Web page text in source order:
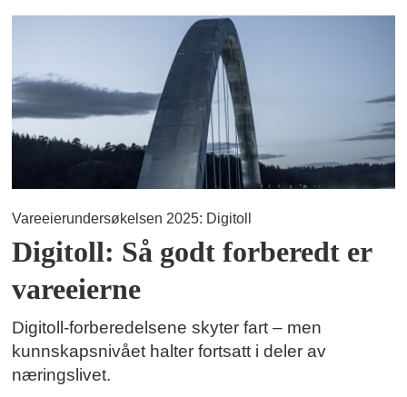
Vareeierundersøkelsen 2025: Digitoll
Digitoll: Så godt forberedt er
vareeierne
Digitoll-forberedelsene skyter fart – men
kunnskapsnivået halter fortsatt i deler av
næringslivet.